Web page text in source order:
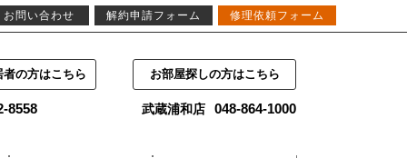
の方はこちら
8558
お部屋探しの方はこちら
武蔵浦和店 048-864-1000
お問い合わせ 解約申請フォーム 修理依頼フォーム